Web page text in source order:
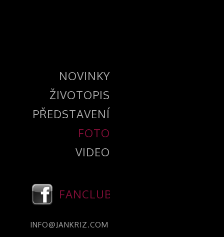
NOVINKY
ŽIVOTOPIS
PŘEDSTAVENÍ
FOTO
VIDEO
FANCLUB
INFO@JANKRIZ.COM